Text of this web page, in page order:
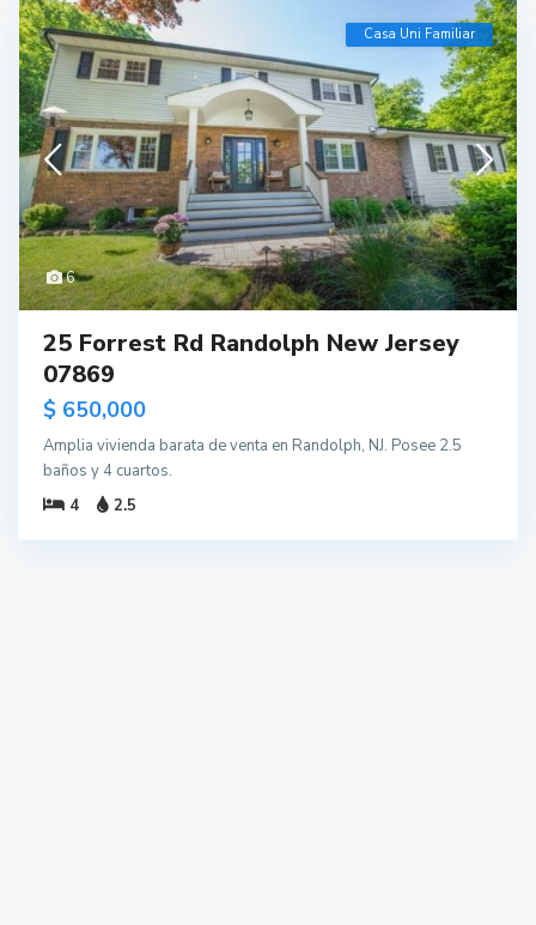
6
Casa Uni Familiar
25 Forrest Rd Randolph New Jersey
07869
$ 650,000
Amplia vivienda barata de venta en Randolph, NJ. Posee 2.5
baños y 4 cuartos.
4
2.5